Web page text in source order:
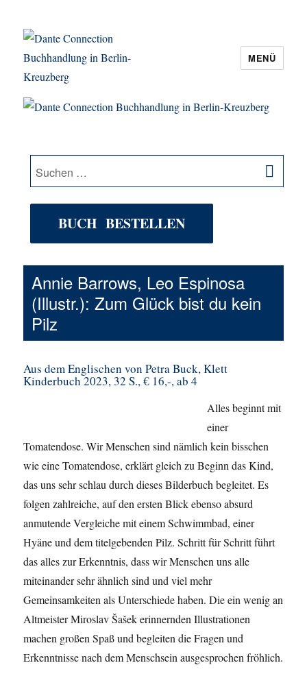
Dante Connection Buchhandlung in
MENÜ
Suche
nach:
BUCH BESTELLEN
Annie Barrows, Leo Espinosa
(Illustr.): Zum Glück bist du kein
Pilz
Aus dem Englischen von Petra Buck, Klett
Kinderbuch 2023, 32 S., € 16,-, ab 4
Alles beginnt mit
einer
Tomatendose. Wir Menschen sind nämlich kein bisschen
wie eine Tomatendose, erklärt gleich zu Beginn das Kind,
das uns sehr schlau durch dieses Bilderbuch begleitet. Es
folgen zahlreiche, auf den ersten Blick ebenso absurd
anmutende Vergleiche mit einem Schwimmbad, einer
Hyäne und dem titelgebenden Pilz. Schritt für Schritt führt
das alles zur Erkenntnis, dass wir Menschen uns alle
miteinander sehr ähnlich sind und viel mehr
Gemeinsamkeiten als Unterschiede haben. Die ein wenig an
Altmeister MiroslavŠašekerinnernden Illustrationen
machen großen Spaß und begleiten die Fragen und
Erkenntnisse nach dem Menschsein ausgesprochen fröhlich.